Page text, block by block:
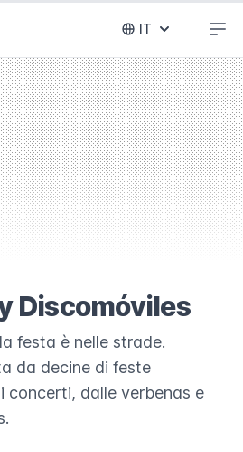
de destinos
Abrir selector
IT
Discomóviles
festa è nelle strade.
da decine di feste
concerti, dalle verbenas e